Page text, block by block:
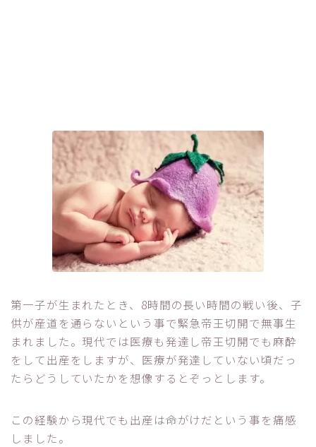
第一子が生まれたとき、8時間の長い時間の戦い後、子
供が産道を通らないという事で緊急帝王切開で無事生
まれました。現代では医療も発達し帝王切開でも麻酔
をして出産をしますが、医療が発達していない頃だっ
たらどうしていたかを想像するとぞっとします。
この経験から現代でも出産は命がけだという事を痛感
しました。